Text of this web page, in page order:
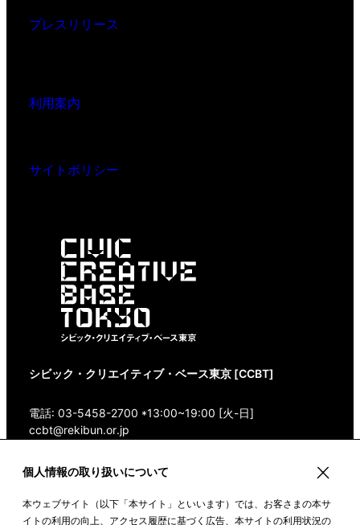
個人情報の取り扱いについて
本ウェブサイト（以下「本サイト」といいます）では、お客さまの本サ
イトの利用の向上、アクセス履歴に基づく広告、本サイトの利用状況の
プレスリリース
利用案内
サイトポリシー
シビック・クリエイティブ・ベース東京 [CCBT]
電話: 03-5458-2700 *13:00~19:00 [火-日]
ccbt@rekibun.or.jp
〒150-0001 東京都渋谷区神宮前1-14-4 1/1(ONE)
Google Maps